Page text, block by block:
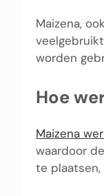
Maizena,
worden
Hoe
Maizena
waardoor
te